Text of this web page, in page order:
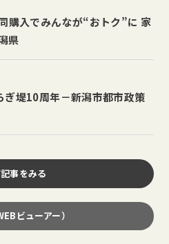
同購入でみんなが“おトク”に 家
県
ぎ堤10周年－新潟市都市政策
事をみる
ビューアー）